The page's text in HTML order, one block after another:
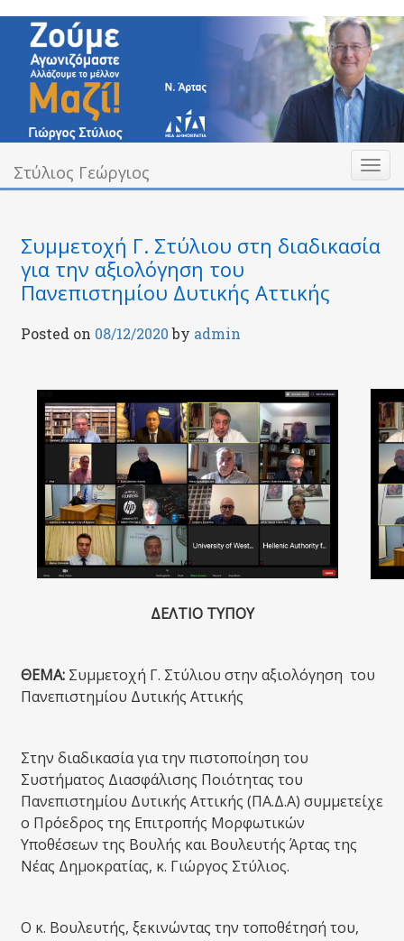
content
Στύλιος Γεώργιος
Υπεύθυνα Δίπλα σας Toggle
Στύλιος Γεώργιος
Συμμετοχή Γ. Στύλιου στη διαδικασία
για την αξιολόγηση του
Πανεπιστημίου Δυτικής Αττικής
Posted on 08/12/2020by admin
ΔΕΛΤΙΟ ΤΥΠΟΥ
ΘΕΜΑ: Συμμετοχή Γ. Στύλιου στην αξιολόγηση του
Πανεπιστημίου Δυτικής Αττικής
Στην διαδικασία για την πιστοποίηση του
Συστήματος Διασφάλισης Ποιότητας του
Πανεπιστημίου Δυτικής Αττικής (ΠΑ.Δ.Α) συμμετείχε
ο Πρόεδρος της Επιτροπής Μορφωτικών
Υποθέσεων της Βουλής και Βουλευτής Άρτας της
Νέας Δημοκρατίας, κ. Γιώργος Στύλιος.
Ο κ. Βουλευτής, ξεκινώντας την τοποθέτησή του,